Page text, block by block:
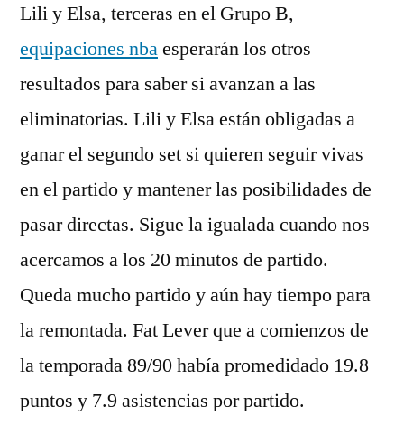
Lili y Elsa, terceras en el Grupo B,
equipaciones nbaesperarán los otros
resultados para saber si avanzan a las
eliminatorias. Lili y Elsa están obligadas a
ganar el segundo set si quieren seguir vivas
en el partido y mantener las posibilidades de
pasar directas. Sigue la igualada cuando nos
acercamos a los 20 minutos de partido.
Queda mucho partido y aún hay tiempo para
la remontada. Fat Lever que a comienzos de
la temporada 89/90 había promedidado 19.8
puntos y 7.9 asistencias por partido.